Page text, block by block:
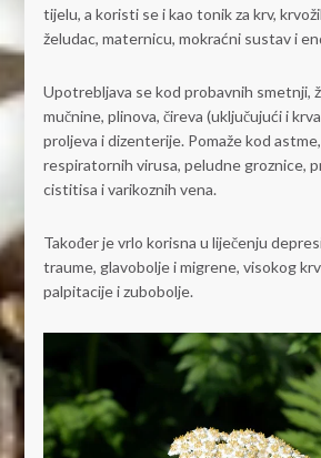
tijelu, a koristi se i kao tonik za krv,
želudac, maternicu, mokraćni sustav i
Upotrebljava se kod probavnih smetnji,
mučnine, plinova, čireva (uključujući i
proljeva i dizenterije. Pomaže kod
respiratornih virusa, peludne groznice,
cistitisa i varikoznih vena.
Također je vrlo korisna u liječenju
traume, glavobolje i migrene, visokog
palpitacije i zubobolje.